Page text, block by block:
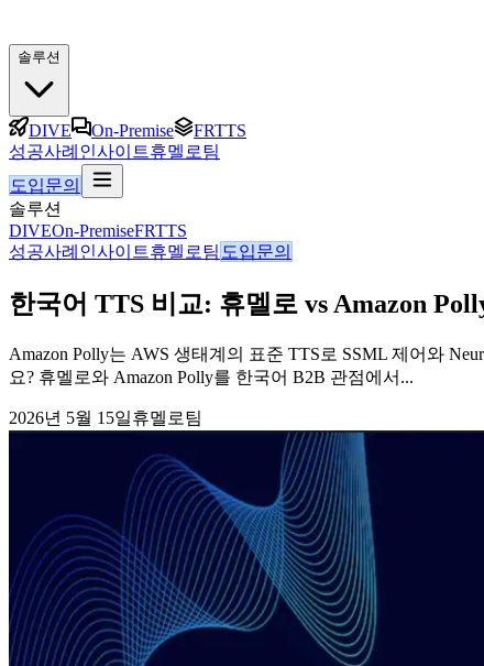
솔루션
DIVE On-Premise
FRTTS
성공사례 인사이트휴멜로팀
도입문의
솔루션
DIVEOn-PremiseFRTTS
성공사례 인사이트휴멜로팀 도입문의
한국어 TTS 비교: 휴멜로 vs Amazon
Amazon Polly는 AWS 생태계의 표준 TTS로 SSML 제어와
요? 휴멜로와 Amazon Polly를 한국어 B2B 관점에서...
2026년 5월 15일휴멜로팀